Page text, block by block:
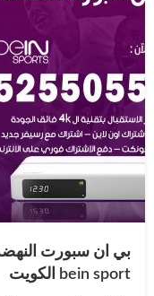
bein sport الكويت